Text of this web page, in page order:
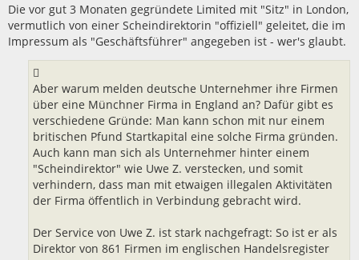
Die vor gut 3 Monaten gegründete Limited mit "Sitz" in London,
vermutlich von einer Scheindirektorin "offiziell" geleitet, die im
Impressum als "Geschäftsführer" angegeben ist - wer's glaubt.
Aber warum melden deutsche Unternehmer ihre Firmen
über eine Münchner Firma in England an? Dafür gibt es
verschiedene Gründe: Man kann schon mit nur einem
britischen Pfund Startkapital eine solche Firma gründen.
Auch kann man sich als Unternehmer hinter einem
"Scheindirektor" wie Uwe Z. verstecken, und somit
verhindern, dass man mit etwaigen illegalen Aktivitäten
der Firma öffentlich in Verbindung gebracht wird.
Der Service von Uwe Z. ist stark nachgefragt: So ist er als
Direktor von 861 Firmen im englischen Handelsregister